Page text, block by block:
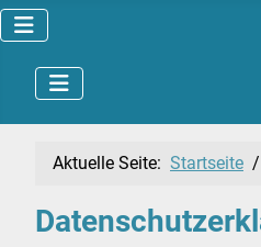
Aktuelle Seite: Startseite